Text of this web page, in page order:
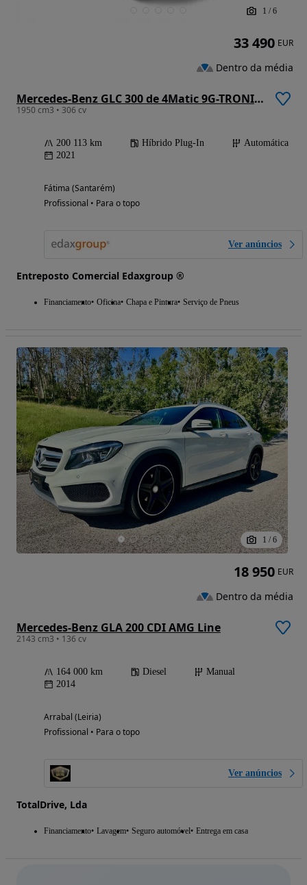
1 / 6
Mercedes-Benz GLC 300 de 4Matic 9G-TRONIC AMG Line
1950 cm3 • 306 cv
200 113 km Híbrido Plug-In
Automática
2021
Fátima (Santarém)
Profissional • Para o topo
Ver anúncios
Entreposto Comercial Edaxgroup ®
Financiamento Oficina Chapa e Pintura Serviço de Pneus
33 490 EUR
Dentro da média
1 / 6
Mercedes-Benz GLA 200 CDI AMG Line
2143 cm3 • 136 cv
164 000 km Diesel
Manual
2014
Arrabal (Leiria)
Profissional • Para o topo
Ver anúncios
TotalDrive, Lda
Financiamento Lavagem Seguro automóvel Entrega em casa
18 950 EUR
Dentro da média